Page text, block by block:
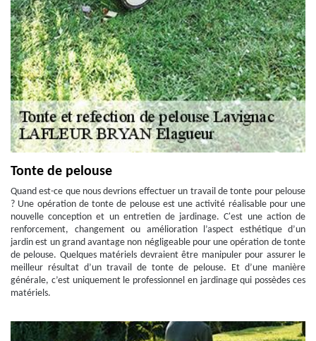
Tonte de pelouse
Quand est-ce que nous devrions effectuer un travail de tonte pour pelouse
? Une opération de tonte de pelouse est une activité réalisable pour une
nouvelle conception et un entretien de jardinage. C'est une action de
renforcement, changement ou amélioration l’aspect esthétique d’un
jardin est un grand avantage non négligeable pour une opération de tonte
de pelouse. Quelques matériels devraient être manipuler pour assurer le
meilleur résultat d’un travail de tonte de pelouse. Et d’une manière
générale, c’est uniquement le professionnel en jardinage qui possèdes ces
matériels.